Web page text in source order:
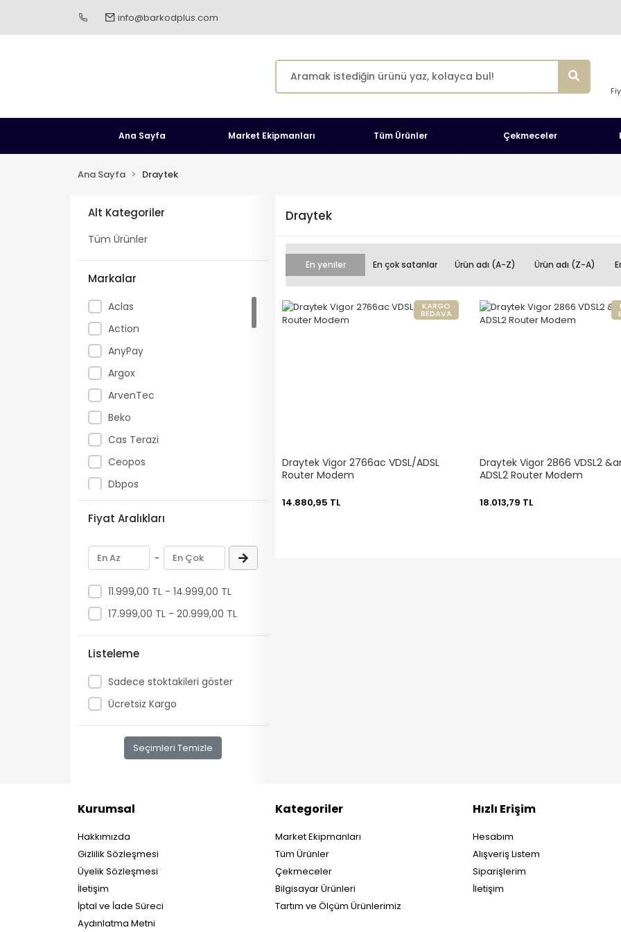
info@barkodplus.com
Ana Sayfa Market Ekipmanları Tüm Ürünler Çekmeceler
Ana Sayfa Draytek
Alt Kategoriler
Tüm Ürünler
Markalar
Aclas
Action
AnyPay
Argox
ArvenTec
Beko
Cas Terazi
Ceopos
Dbpos
Digitus
Draytek
DrBarkod.Com
Elzab
Enpos
Frisby
Glory
Henex
Hp
Hugin
İngenico
KDT
Kisan
Newland
Ordiness
Fiyat Aralıkları
-
11.999,00 TL - 14.999,00 TL
17.999,00 TL - 20.999,00 TL
Listeleme
Sadece stoktakileri göster
Ücretsiz Kargo
Seçimleri Temizle
Draytek
En yeniler En çok satanlar Ürün adı (A-Z) Ürün adı (Z-A)
KARGO
BEDAVA
Draytek Vigor 2766ac VDSL/ADSL
Router Modem
14.880,95 TL
Draytek Vigor 2866 VDSL2
ADSL2 Router Modem
18.013,79 TL
Kurumsal
Hakkımızda
Gizlilik Sözleşmesi
Üyelik Sözleşmesi
İletişim
İptal ve İade Süreci
Aydınlatma Metni
Kategoriler
Market Ekipmanları
Tüm Ürünler
Çekmeceler
Bilgisayar Ürünleri
Tartım ve Ölçüm Ürünlerimiz
Hızlı Erişim
Hesabım
Alışveriş Listem
Siparişlerim
İletişim